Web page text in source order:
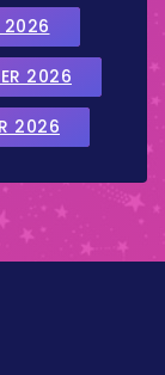
2026
2026
2026